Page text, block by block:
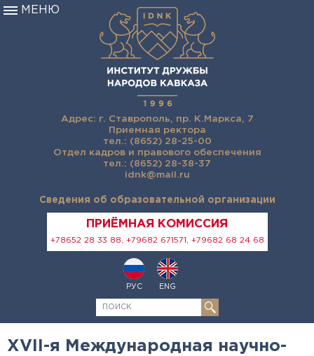
Адрес: г. Ставрополь, пр. К.Маркса, 7
Приемная ректора
тел.: (8652) 28-25-00
Отдел кадров и правового обеспечения
тел.: (8652) 28-38-37
idnk@mail.ru
Сведения об образовательной организации
ПРИЁМНАЯ КОМИССИЯ
+78652 28 33 88, +79682 671571, +79682 68 24 68
РУС ENG
МЕНЮ
XVII-я Международная научно-